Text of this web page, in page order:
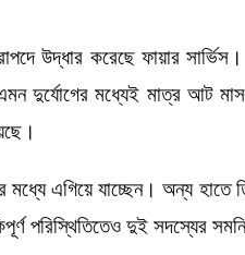
উদ্ধার করেছে ফায়ার সার্ভিস।
মধ্যেই মাত্র আট মাস
এগিয়ে যাচ্ছেন। অন্য
পরিস্থিতিতেও দুই সদস্যের